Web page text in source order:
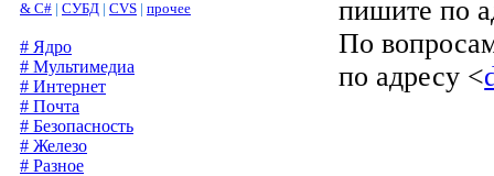
& C# | СУБД | CVS | прочее
# Ядро
# Мультимедиа
# Интернет
# Почта
# Безопасность
# Железо
# Разное
пишите по
По
по адресу <